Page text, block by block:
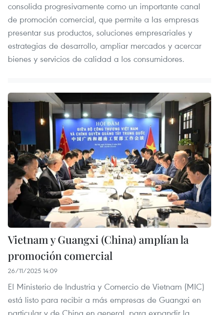
consolida progresivamente como un importante canal
de promoción comercial, que permite a las empresas
presentar sus productos, soluciones empresariales y
estrategias de desarrollo, ampliar mercados y acercar
bienes y servicios de calidad a los consumidores.
Vietnam y Guangxi (China) amplían la
promoción comercial
26/11/2025 14:09
El Ministerio de Industria y Comercio de Vietnam (MIC)
está listo para recibir a más empresas de Guangxi en